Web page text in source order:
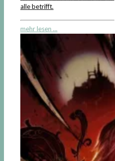
alle betrifft.
mehr lesen ...